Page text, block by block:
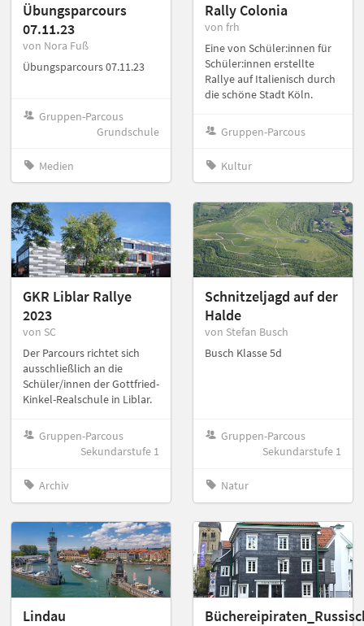
Übungsparcours
07.11.23
von Nora Fuß
Übungsparcours 07.11.23
Gruppen-Parcous
Grundschule
Medien
Rally Colonia
von frh
Eine von Schüler:innen für
Schüler:innen erstellte
Rallye auf Italienisch durch
die schöne Stadt Köln.
Gruppen-Parcous
Kultur
GKR Liblar Rallye
2023
von SC
Der Parcours richtet sich
ausschließlich an die
Schüler/innen der Gottfried-
Kinkel-Realschule in Liblar.
Gruppen-Parcous
Sekundarstufe 1
Archiv
Schnitzeljagd auf der
Halde
von Stefan Busch
Busch Klasse 5d
Gruppen-Parcous
Sekundarstufe 1
Natur
Lindau